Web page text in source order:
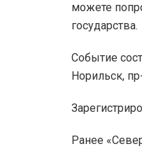
можете
государства.
Событие
Норильск,
Ранее